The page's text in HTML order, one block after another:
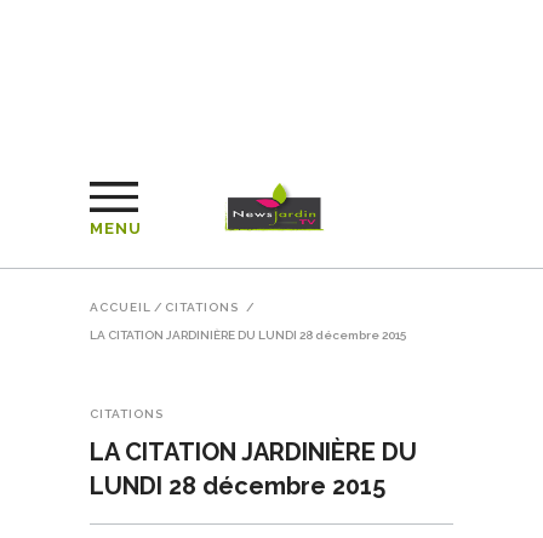
MENU
ACCUEIL / CITATIONS /
LA CITATION JARDINIÈRE DU LUNDI 28 décembre 2015
CITATIONS
LA CITATION JARDINIÈRE DU
LUNDI 28 décembre 2015